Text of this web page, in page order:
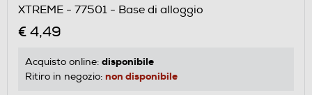
XTREME - 77501 - Base di alloggio
€ 4,49
Acquisto online: disponibile
Ritiro in negozio: non disponibile